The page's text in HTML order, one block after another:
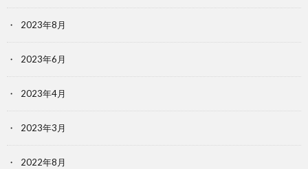
2023年8月
2023年6月
2023年4月
2023年3月
2022年8月